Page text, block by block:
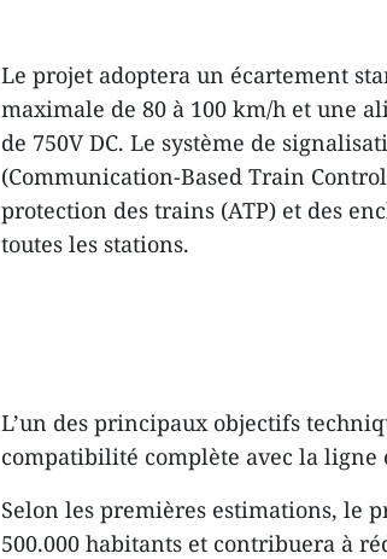
Le projet adoptera un écartement
maximale de 80 à 100 km/h et une
de 750V DC. Le système de
(Communication-Based Train
protection des trains (ATP) et des
toutes les stations.
L’un des principaux objectifs
compatibilité complète avec la ligne
Selon les premières estimations, le
500.000 habitants et contribuera à